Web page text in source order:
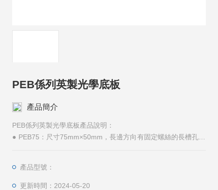
PEB係列英製光學底板
產品簡介
PEB係列英製光學底板產品說明：
● PEB75：尺寸75mm×50mm，長邊方向有固定螺絲的長槽孔，
產品型號：
更新時間：2024-05-20